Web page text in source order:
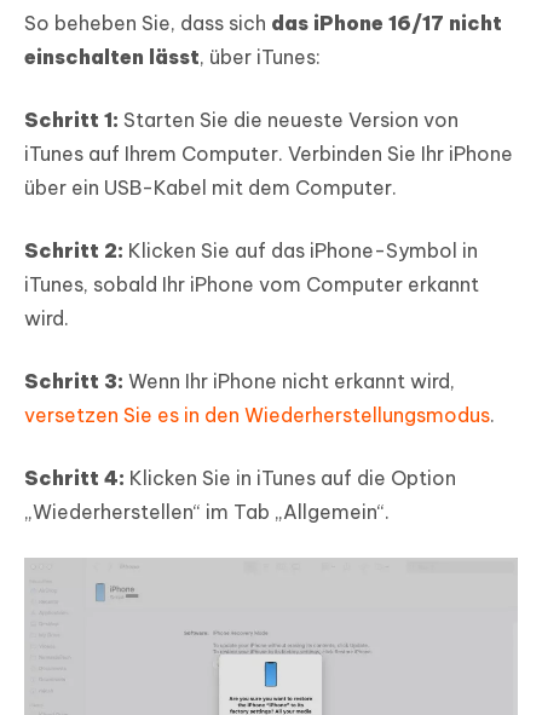
So beheben Sie, dass sich das iPhone 16/17 nicht
einschalten lässt, über iTunes:
Schritt 1: Starten Sie die neueste Version von
iTunes auf Ihrem Computer. Verbinden Sie Ihr iPhone
über ein USB-Kabel mit dem Computer.
Schritt 2: Klicken Sie auf das iPhone-Symbol in
iTunes, sobald Ihr iPhone vom Computer erkannt
wird.
Schritt 3: Wenn Ihr iPhone nicht erkannt wird,
versetzen Sie es in den Wiederherstellungsmodus.
Schritt 4: Klicken Sie in iTunes auf die Option
„Wiederherstellen“ im Tab „Allgemein“.